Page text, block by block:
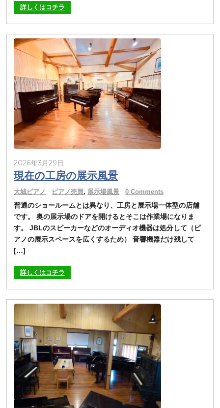
詳しくはコチラ
2026年3月29日
現在の工房の展示風景
大城ピアノ ピアノ売買, 展示場風景 0 Comments
普通のショールームとは異なり、工房と展示場一体型の店舗
です。 奥の展示場のドアを開けるとそこは作業場になりま
す。 JBLのスピーカーなどのオーディオ機器は処分して（ピ
アノの展示スペースを広くするため） 音響機器だけ残して
[…]
詳しくはコチラ